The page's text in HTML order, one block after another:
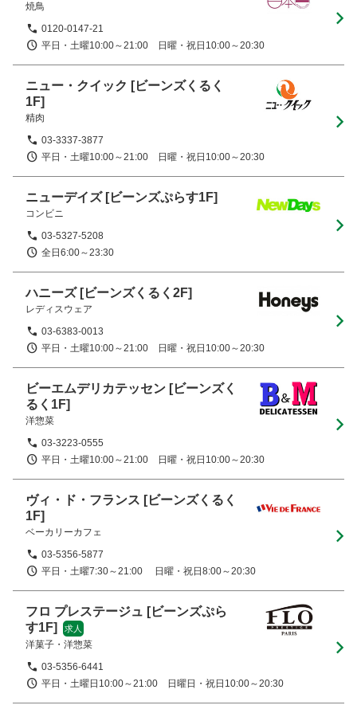
焼鳥
0120-0147-21
平日・土曜10:00～21:00　日曜・祝日10:00～20:30
ニュー・クイック [ビーンズくるく
1F]
精肉
03-3337-3877
平日・土曜10:00～21:00　日曜・祝日10:00～20:30
ニューデイズ[ビーンズぷらす1F]
コンビニ
03-5327-5208
全日6:00～23:30
ハニーズ[ビーンズくるく2F]
レディスウェア
03-6383-0013
平日・土曜10:00～21:00　日曜・祝日10:00～20:30
ビーエムデリカテッセン [ビーンズく
るく1F]
洋惣菜
03-3223-0555
平日・土曜10:00～21:00　日曜・祝日10:00～20:30
ヴィ・ド・フランス [ビーンズくるく
1F]
ベーカリーカフェ
03-5356-5877
平日・土曜7:30～21:00　 日曜・祝日8:00～20:30
フロ プレステージュ [ビーンズぷら
す1F]
求人
洋菓子・洋惣菜
03-5356-6441
平日・土曜日10:00～21:00　日曜日・祝日10:00～20:30